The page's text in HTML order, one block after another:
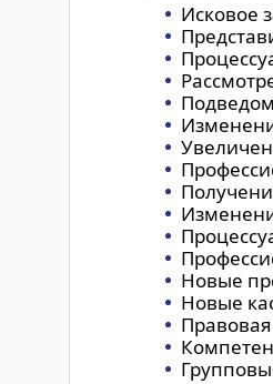
Исковое
Новые
Новые